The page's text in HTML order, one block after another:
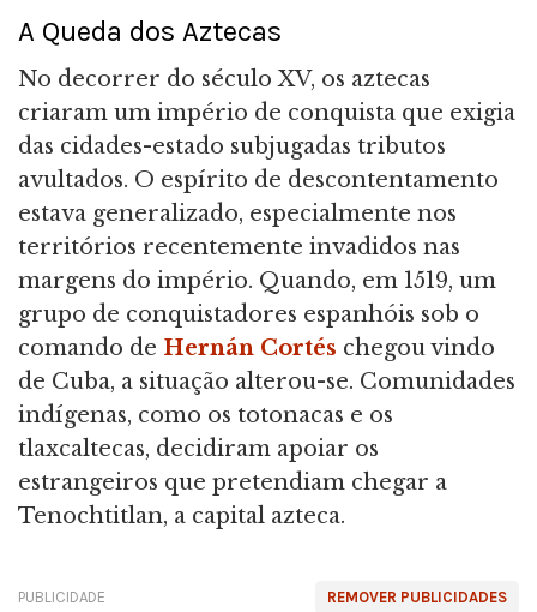
A Queda dos Aztecas
No decorrer do século XV, os aztecas
criaram um império de conquista que exigia
das cidades-estado subjugadas tributos
avultados. O espírito de descontentamento
estava generalizado, especialmente nos
territórios recentemente invadidos nas
margens do império. Quando, em 1519, um
grupo de conquistadores espanhóis sob o
comando de Hernán Cortés chegou vindo
de Cuba, a situação alterou-se. Comunidades
indígenas, como os totonacas e os
tlaxcaltecas, decidiram apoiar os
estrangeiros que pretendiam chegar a
Tenochtitlan, a capital azteca.
REMOVER PUBLICIDADES
PUBLICIDADE